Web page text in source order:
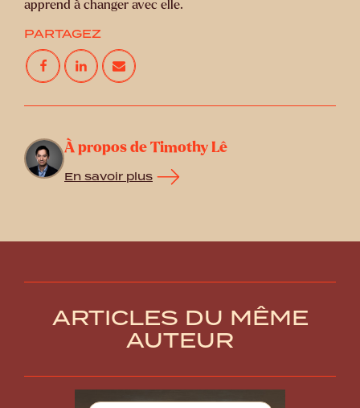
apprend à changer avec elle.
PARTAGEZ
À propos de Timothy Lê
En savoir plus
ARTICLES DU MÊME
AUTEUR